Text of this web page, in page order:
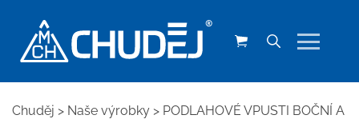
Chuděj > Naše výrobky > PODLAHOVÉ VPUSTI BOČNÍ A